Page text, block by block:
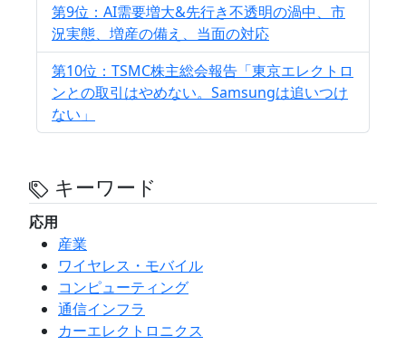
第9位：AI需要増大&先行き不透明の渦中、市
況実態、増産の備え、当面の対応
第10位：TSMC株主総会報告「東京エレクトロ
ンとの取引はやめない。Samsungは追いつけ
ない」
キーワード
応用
産業
ワイヤレス・モバイル
コンピューティング
通信インフラ
カーエレクトロニクス